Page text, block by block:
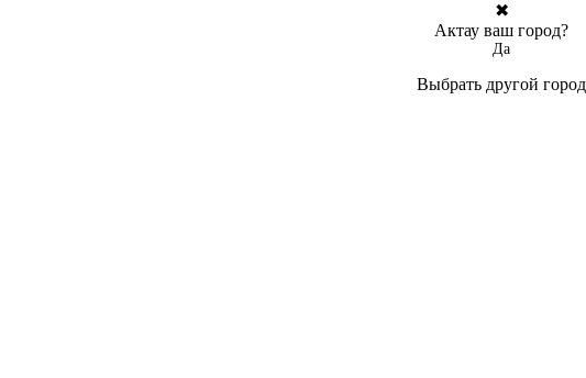
✖
Актау ваш город?
Да
Выбрать другой город